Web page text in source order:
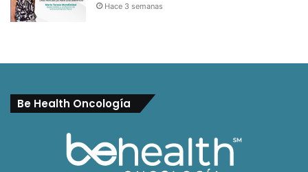
Hace 3 semanas
Be Health Oncología